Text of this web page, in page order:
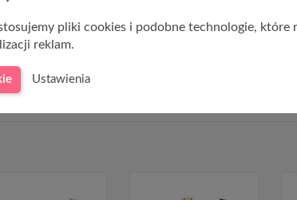
pliki cookies i podobne technologie, które
reklam.
Ustawienia